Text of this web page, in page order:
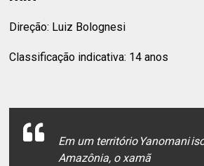
Direção: Luiz Bolognesi
Classificação indicativa: 14 anos
Em um território Yanomani
Amazônia, o xamã